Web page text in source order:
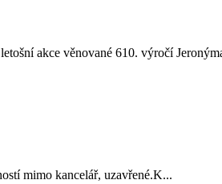
akce věnované 610. výročí
mimo kancelář, uzavřené.K...